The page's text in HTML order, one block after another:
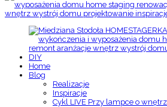
Home
Blog
Realizacje
Inspiracje
Cykl LIVE Przy lampce o